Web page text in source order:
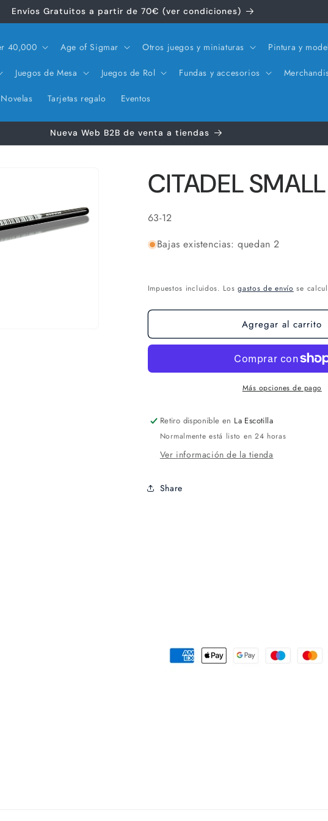
Envíos Gratuitos a partir de 70€ (ver condiciones)
40,000 Age of Sigmar Otros juegos y miniaturas Pintura y
Juegos de Mesa Juegos de Rol Fundas y accesorios
Novelas Tarjetas regalo Eventos
Nueva Web B2B de venta a tiendas
CITADEL
SKU:
63-12
Bajas existencias: quedan 2
Impuestos incluidos. Losgastos de envío se
Agregar al carrito
Más opciones de pago
Retiro disponible en La Escotilla
Normalmente está listo en 24 horas
Ver información de la tienda
Share